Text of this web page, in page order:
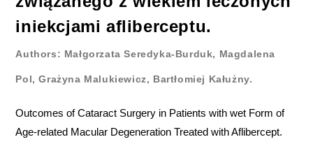
iniekcjami afliberceptu.
Authors: Małgorzata Seredyka-Burduk, Magdalena
Pol, Grażyna Malukiewicz, Bartłomiej Kałużny.
Outcomes of Cataract Surgery in Patients with wet Form of
Age-related Macular Degeneration Treated with Aflibercept.